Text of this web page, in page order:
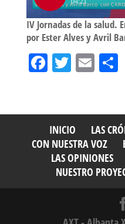
IV Jornadas de la salud.
por Ester Alves y Avril
Fa
ok
T
er
E Sh
INICIO
LAS
CON NUESTRA VOZ
LAS OPINIONES
NUESTRO